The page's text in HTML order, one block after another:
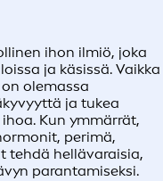
ihon ilmiö, joka
ja käsissä. Vaikka
olemassa
ja tukea
Kun ymmärrät,
perimä,
tehdä hellävaraisia,
parantamiseksi.